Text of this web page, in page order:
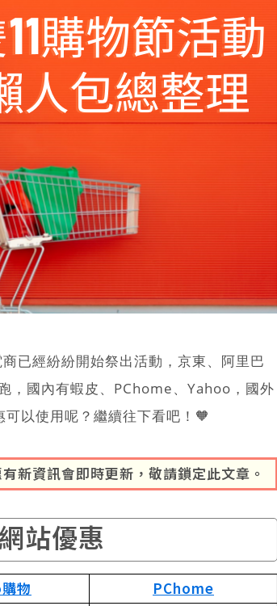
已經紛紛開始祭出活動，京東、阿里巴
，國內有蝦皮、PChome、Yahoo，國外
以使用呢？繼續往下看吧！🧡
新資訊會即時更新，敬請鎖定此文章。
站優惠
物
PChome